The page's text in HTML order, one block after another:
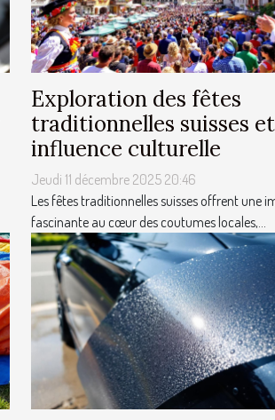
Exploration des fêtes
traditionnelles suisses
influence culturelle
Jeudi 11 décembre 2025 20:46
Les fêtes traditionnelles suisses offrent une
fascinante au cœur des coutumes locales,...